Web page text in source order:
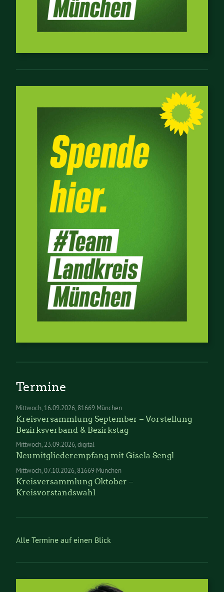
Termine
Mittwoch 16.09.2026 81669 München
Kreisversammlung September – Vorstellung
Bezirksverband & Bezirkstag
Mittwoch 23.09.2026 digital
Neumitgliederempfang mit Gisela Sengl
Mittwoch 07.10.2026 81669 München
Kreisversammlung Oktober –
Kreisvorstandswahl
Alle Termine auf einen Blick